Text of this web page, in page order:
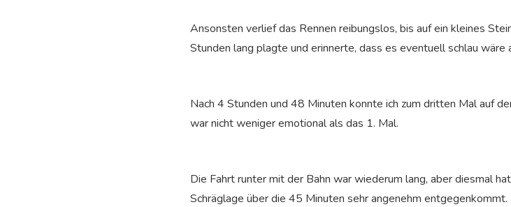
Ansonsten verlief das Rennen reibungslos, bis auf ein kleines
Stunden lang plagte und erinnerte, dass es eventuell schlau wäre
Nach 4 Stunden und 48 Minuten konnte ich zum dritten Mal auf
war nicht weniger emotional als das 1. Mal.
Die Fahrt runter mit der Bahn war wiederum lang, aber diesmal
Schräglage über die 45 Minuten sehr angenehm entgegenkommt.